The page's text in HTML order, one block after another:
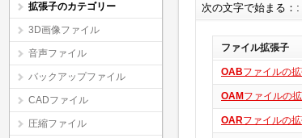
拡張子のカテゴリー
3D画像ファイル
音声ファイル
バックアップファイル
CADファイル
圧縮ファイル
次の文字で始まる：:
ファイル拡張子
OABファイルの
OAM ファイルの
OARファイルの